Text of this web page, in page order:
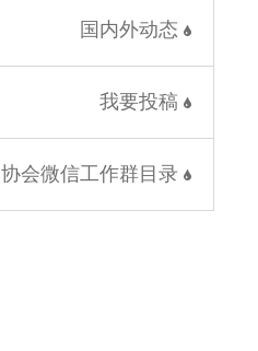
国内外动态
我要投稿
协会微信工作群目录